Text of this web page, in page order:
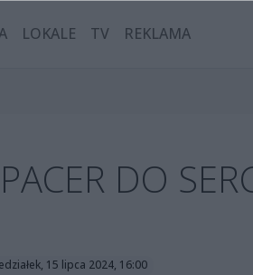
LOKALE TV REKLAMA
DO
15 lipca 2024, 16:00